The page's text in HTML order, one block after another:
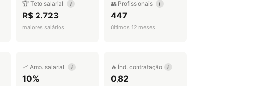
🏆 Teto salarial i
R$ 2.723
maiores salários
👥 Profissionais i
447
últimos 12 meses
📈 Amp. salarial i
10%
🔥 Índ. contratação i
0,82